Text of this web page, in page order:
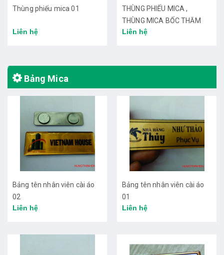
Thùng phiếu mica 01
Liên hệ
THÙNG PHIẾU MICA ,
THÙNG MICA BỐC THĂM
TRÚNG THƯỞNG TP HCM
Liên hệ
Bảng Mica
Bảng tên nhân viên cài áo
02
Liên hệ
Bảng tên nhân viên cài áo
01
Liên hệ